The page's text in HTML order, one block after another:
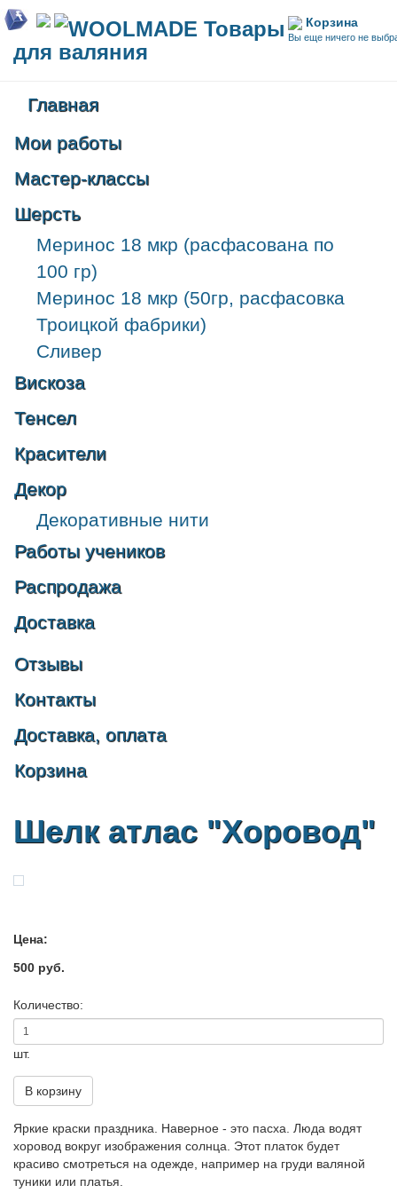
Корзина
Вы еще ничего не
WOOLMADE Товары
для валяния
Главная
Мои работы
Мастер-классы
Шерсть
Меринос 18 мкр (расфасована по
100 гр)
Меринос 18 мкр (50гр, расфасовка
Троицкой фабрики)
Сливер
Вискоза
Тенсел
Красители
Декор
Декоративные нити
Работы учеников
Распродажа
Доставка
Отзывы
Контакты
Доставка, оплата
Корзина
Шелк атлас "Хоровод"
Цена:
500 руб.
Количество:
шт.
В корзину
Яркие краски праздника. Наверное - это пасха. Люда водят
хоровод вокруг изображения солнца. Этот платок будет
красиво смотреться на одежде, например на груди валяной
туники или платья.